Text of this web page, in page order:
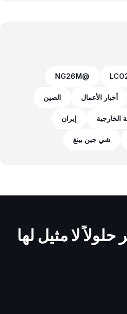
@NG26M
أخبار الأعمال الصين
الخارجية إيران
شي جين بينغ
لا مثيل لها